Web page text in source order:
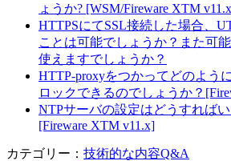
ょうか? [WSM/Fireware XTM
HTTPSにてSSL接続した場合、
ことは可能でしょうか？また可
使えますでしょうか？
HTTP-proxyをつかってどのよう
ロックできるのでしょうか？
NTPサーバの設定はどうすれば
[Fireware XTM v11.x]
カテゴリー： 技術的な内容Q&A